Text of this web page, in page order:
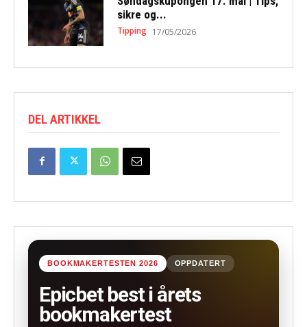
sikre og...
Tipping 17/05/2026
DEL ARTIKKEL
BOOKMAKERTESTEN 2026 OPPDATERT
Epicbet best i årets
bookmakertest